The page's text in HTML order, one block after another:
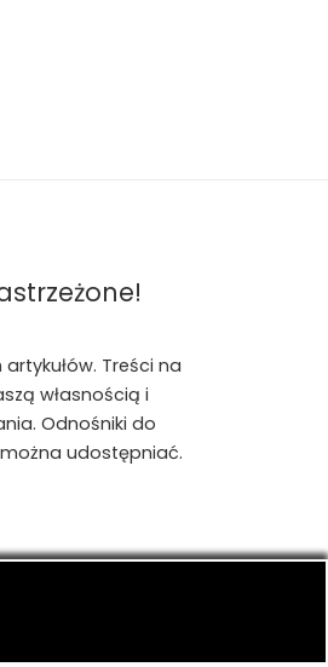
Treści na
własnością i
Odnośniki do
udostępniać.
RSO, THC.